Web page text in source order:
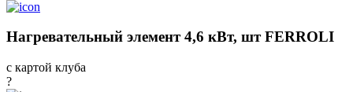
Нагревательный элемент 4,6 кВт, шт FERROLI
с картой клуба
?